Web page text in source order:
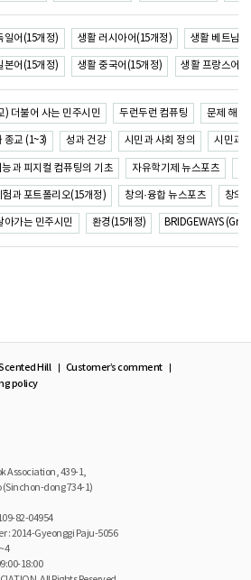
일어(15개정) 생활 러시아어(15개정) 생활 베트남
본어(15개정) 생활 중국어(15개정) 생활 프랑스어
) 더불어 사는 민주시민 두런두런 컴퓨팅 문제 해결
종교 (1~3) 성과 건강 시민과 사회 정의 시민과
능과 피지컬 컴퓨팅의 기초 자유학기제 뉴스포츠
험과 포트폴리오(15개정) 창의·융합 뉴스포츠 창의·
아가는 민주시민 환경(15개정) BRIDGEWAYS
Hill
Customer’s comment
policy
Association, 439-1,
dong 734-1)
82-04954
: 2014-Gyeonggi Paju-5056
18:00